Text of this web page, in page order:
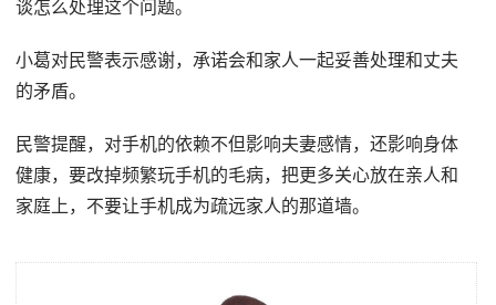
谈怎么处理这个问题。
小葛对民警表示感谢，承诺会和家人一起妥善处理和丈夫
的矛盾。
民警提醒，对手机的依赖不但影响夫妻感情，还影响身体
健康，要改掉频繁玩手机的毛病，把更多关心放在亲人和
家庭上，不要让手机成为疏远家人的那道墙。